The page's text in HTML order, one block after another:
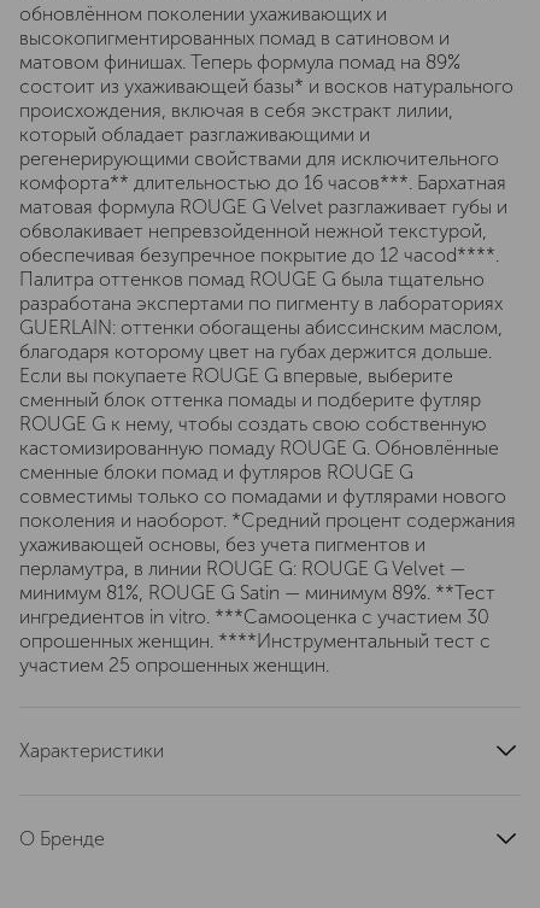
обновлённом поколении ухаживающих и
высокопигментированных помад в сатиновом и
матовом финишах. Теперь формула помад на 89%
состоит из ухаживающей базы* и восков натурального
происхождения, включая в себя экстракт лилии,
который обладает разглаживающими и
регенерирующими свойствами для исключительного
комфорта** длительностью до 16 часов***. Бархатная
матовая формула ROUGE G Velvet разглаживает губы и
обволакивает непревзойденной нежной текстурой,
обеспечивая безупречное покрытие до 12 часоd****.
Палитра оттенков помад ROUGE G была тщательно
разработана экспертами по пигменту в лабораториях
GUERLAIN: оттенки обогащены абиссинским маслом,
благодаря которому цвет на губах держится дольше.
Если вы покупаете ROUGE G впервые, выберите
сменный блок оттенка помады и подберите футляр
ROUGE G к нему, чтобы создать свою собственную
кастомизированную помаду ROUGE G. Обновлённые
сменные блоки помад и футляров ROUGE G
совместимы только со помадами и футлярами нового
поколения и наоборот. *Средний процент содержания
ухаживающей основы, без учета пигментов и
перламутра, в линии ROUGE G: ROUGE G Velvet —
минимум 81%, ROUGE G Satin — минимум 89%. **Тест
ингредиентов in vitro. ***Самооценка с участием 30
опрошенных женщин. ****Инструментальный тест с
участием 25 опрошенных женщин.
Характеристики
О Бренде